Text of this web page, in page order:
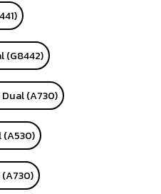
(G8442)
(A730)
(A530)